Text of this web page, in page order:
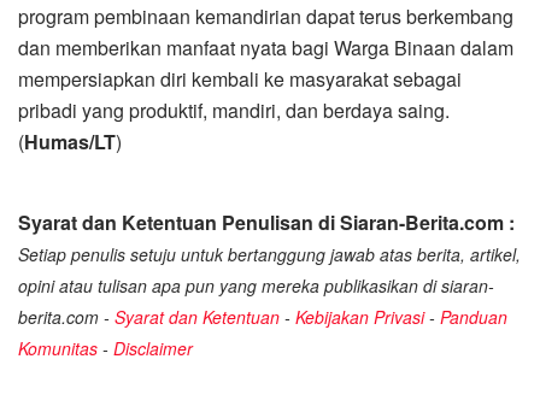
program pembinaan kemandirian dapat terus berkembang
dan memberikan manfaat nyata bagi Warga Binaan dalam
mempersiapkan diri kembali ke masyarakat sebagai
pribadi yang produktif, mandiri, dan berdaya saing.
(Humas/LT)
Syarat dan Ketentuan Penulisan di Siaran-Berita.com :
Setiap penulis setuju untuk bertanggung jawab atas berita, artikel,
opini atau tulisan apa pun yang mereka publikasikan di siaran-
berita.com - Syarat dan Ketentuan - Kebijakan Privasi- Panduan
Komunitas - Disclaimer